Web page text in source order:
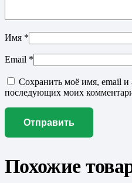
Имя *
Email *
Сохранить моё имя, email и
последующих моих
Похожие